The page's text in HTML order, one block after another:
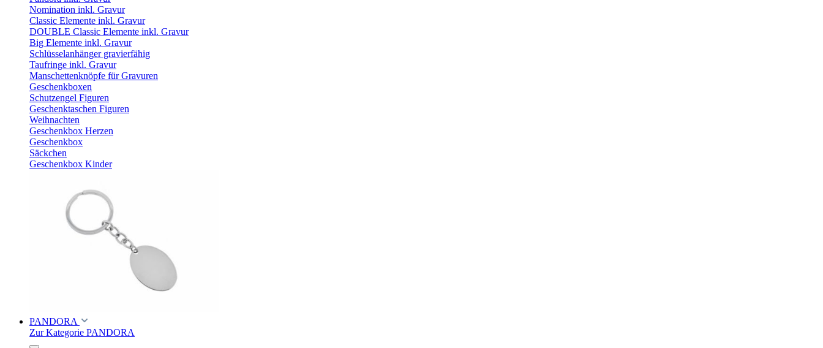
Nomination inkl. Gravur
Classic Elemente inkl. Gravur
DOUBLE Classic Elemente inkl. Gravur
Big Elemente inkl. Gravur
Schlüsselanhänger gravierfähig
Taufringe inkl. Gravur
Manschettenknöpfe für Gravuren
Geschenkboxen
Schutzengel Figuren
Geschenktaschen Figuren
Weihnachten
Geschenkbox Herzen
Geschenkbox
Säckchen
Geschenkbox Kinder
PANDORA
Zur Kategorie PANDORA